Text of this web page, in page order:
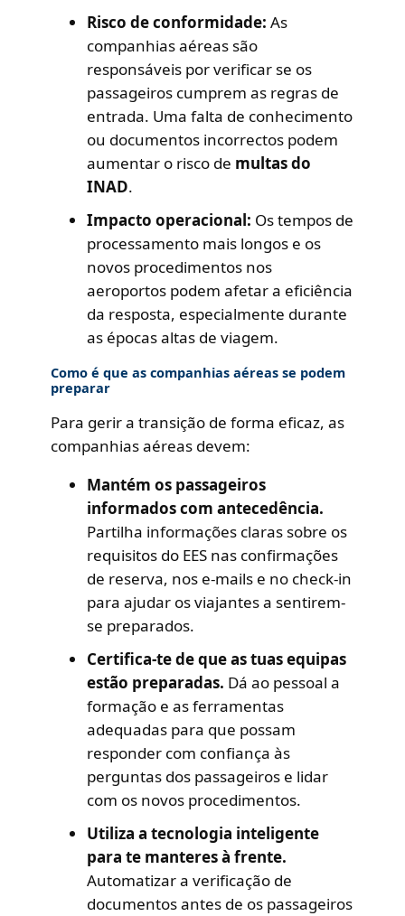
Risco de conformidade: As
companhias aéreas são
responsáveis por verificar se os
passageiros cumprem as regras de
entrada. Uma falta de conhecimento
ou documentos incorrectos podem
aumentar o risco de multas do
INAD.
Impacto operacional: Os tempos de
processamento mais longos e os
novos procedimentos nos
aeroportos podem afetar a eficiência
da resposta, especialmente durante
as épocas altas de viagem.
Como é que as companhias aéreas se podem
preparar
Para gerir a transição de forma eficaz, as
companhias aéreas devem:
Mantém os passageiros
informados com antecedência.
Partilha informações claras sobre os
requisitos do EES nas confirmações
de reserva, nos e-mails e no check-in
para ajudar os viajantes a sentirem-
se preparados.
Certifica-te de que as tuas equipas
estão preparadas. Dá ao pessoal a
formação e as ferramentas
adequadas para que possam
responder com confiança às
perguntas dos passageiros e lidar
com os novos procedimentos.
Utiliza a tecnologia inteligente
para te manteres à frente.
Automatizar a verificação de
documentos antes de os passageiros